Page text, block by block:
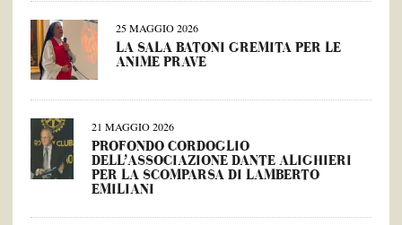
25 MAGGIO 2026
LA SALA BATONI GREMITA PER LE
ANIME PRAVE
21 MAGGIO 2026
PROFONDO CORDOGLIO
DELL’ASSOCIAZIONE DANTE ALIGHIERI
PER LA SCOMPARSA DI LAMBERTO
EMILIANI